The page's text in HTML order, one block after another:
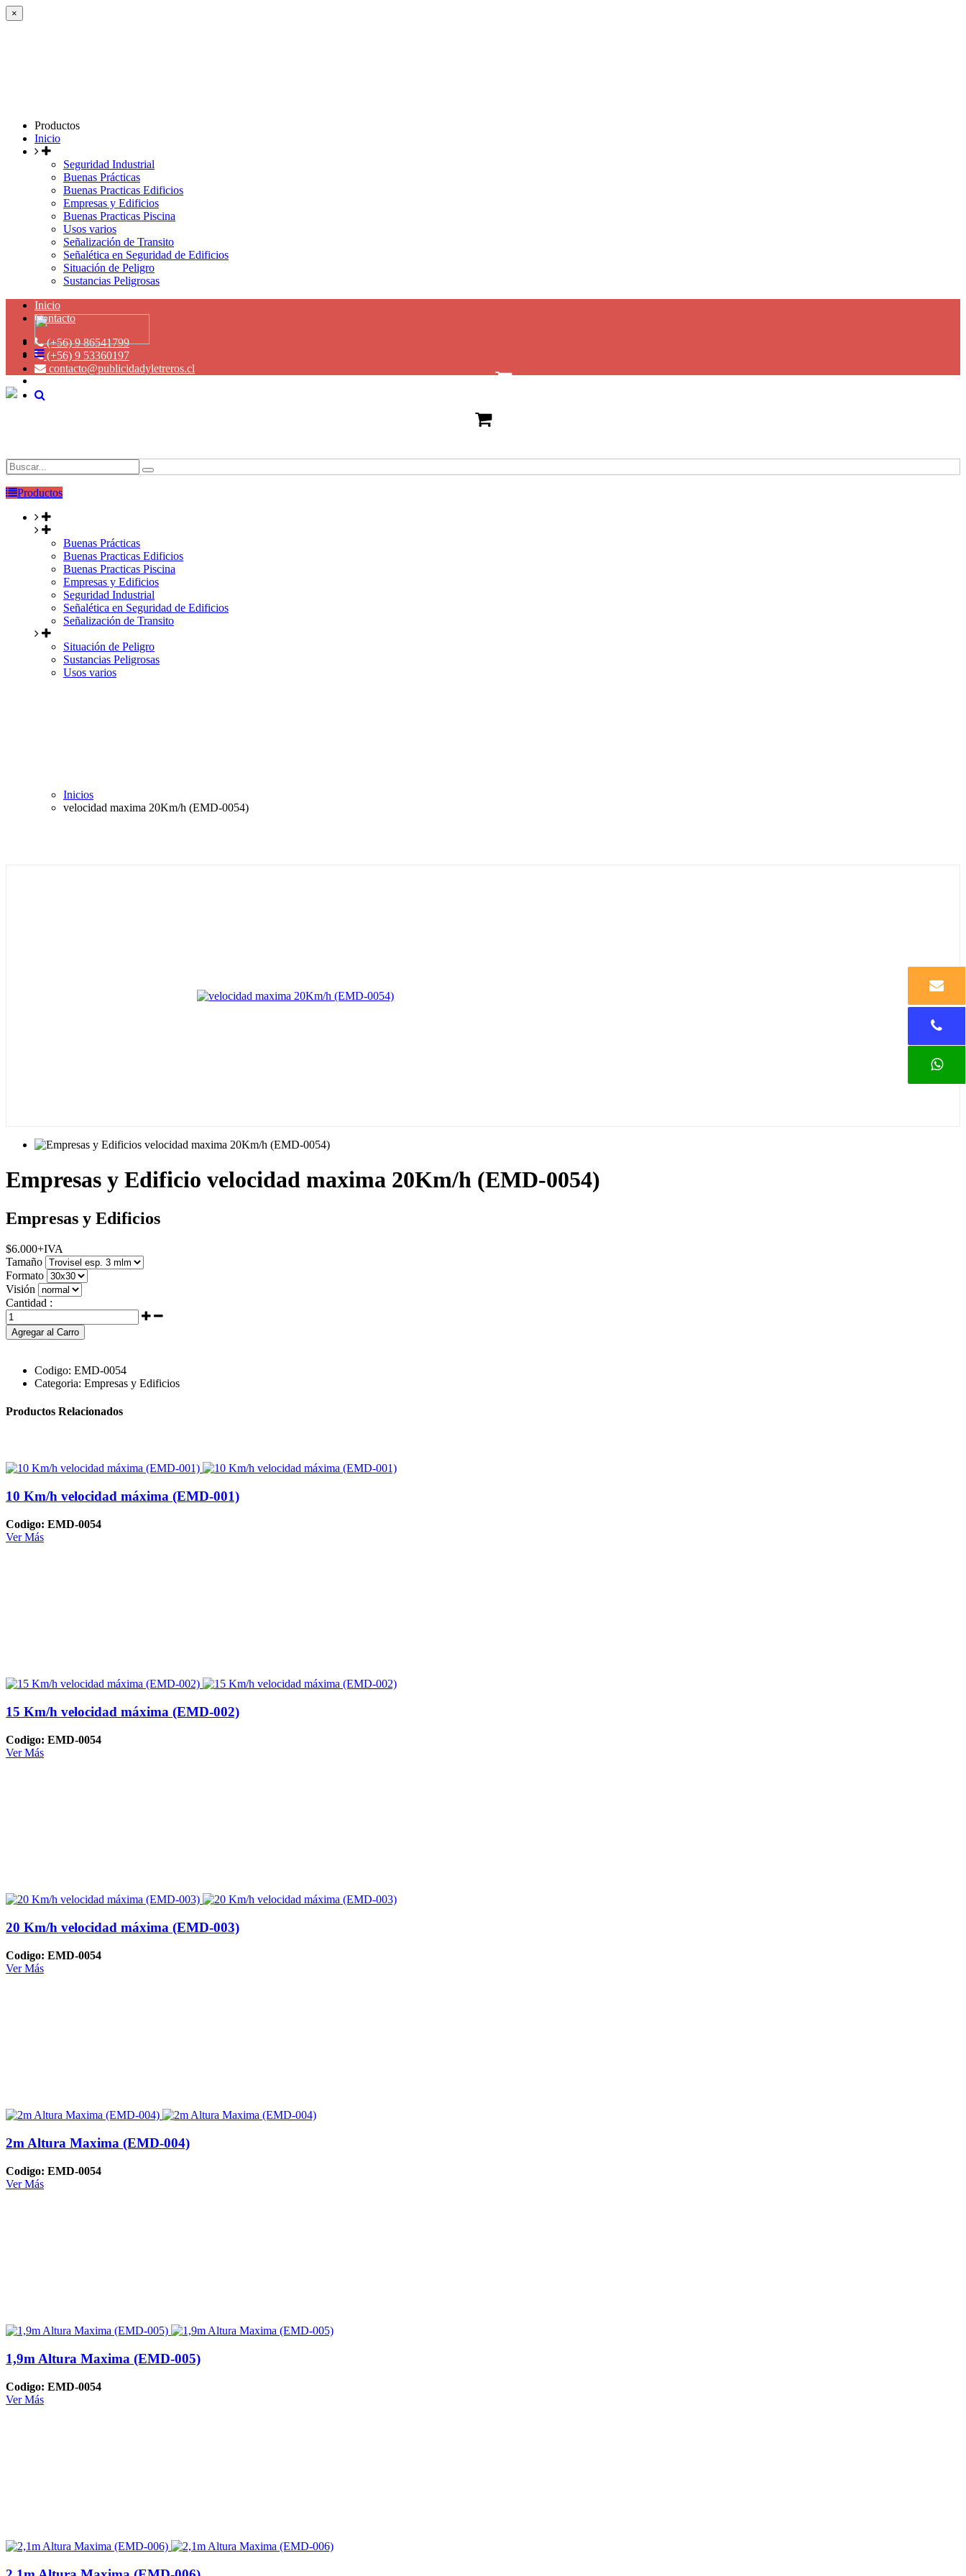
×
Productos
Inicio
Seguridad Industrial
Buenas Prácticas
Buenas Practicas Edificios
Empresas y Edificios
Buenas Practicas Piscina
Usos varios
Señalización de Transito
Señalética en Seguridad de Edificios
Situación de Peligro
Sustancias Peligrosas
Inicio
Contacto
(+56) 9 86541799
(+56) 9 53360197
contacto@publicidadyletreros.cl
Productos
Buenas Prácticas
Buenas Practicas Edificios
Buenas Practicas Piscina
Empresas y Edificios
Seguridad Industrial
Señalética en Seguridad de Edificios
Señalización de Transito
Situación de Peligro
Sustancias Peligrosas
Usos varios
Inicios
velocidad maxima 20Km/h (EMD-0054)
Empresas y Edificio velocidad maxima 20Km/h (EMD-0054)
Empresas y Edificios
$6.000+IVA
Tamaño
Formato
Visión
Cantidad :
Agregar al Carro
Codigo: EMD-0054
Categoria: Empresas y Edificios
Productos Relacionados
10 Km/h velocidad máxima (EMD-001)
Codigo: EMD-0054
Ver Más
15 Km/h velocidad máxima (EMD-002)
Codigo: EMD-0054
Ver Más
20 Km/h velocidad máxima (EMD-003)
Codigo: EMD-0054
Ver Más
2m Altura Maxima (EMD-004)
Codigo: EMD-0054
Ver Más
1,9m Altura Maxima (EMD-005)
Codigo: EMD-0054
Ver Más